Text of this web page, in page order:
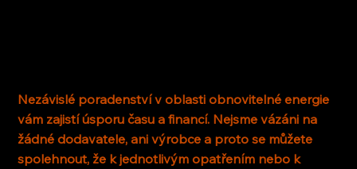
Nezávislé poradenství v oblasti obnovitelné energie
vám zajistí úsporu času a financí. Nejsme vázáni na
žádné dodavatele, ani výrobce a proto se můžete
spolehnout, že k jednotlivým opatřením nebo k